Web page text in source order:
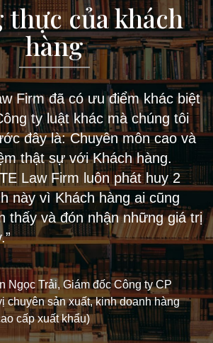
thực của khách
hàng
Firm đã có ưu điểm khác biệt
ty luật khác mà chúng tôi
đây là: Chuyên môn cao và
thật sự với Khách hàng.
Law Firm luôn phát huy 2
này vì Khách hàng ai cũng
thấy và đón nhận những giá trị
Ngọc Trải, Giám đốc Công ty CP
chuyên sản xuất, kinh doanh hàng
cấp xuất khẩu)
1 năm, những người
động trong lĩnh vực
Việt Nam rất quan tâm đến 1
sở hữu trí tuệ của kênh
TV. Và tôi cũng rất quan
nhiều thông tin về vụ việc
sự thì tôi cũng chưa bao giờ
đề về Sở hữu trí tuệ, cũng
nghĩ đến cái tên kênh
bị người khác lấy để đăng ký
bản quyền. Vụ việc này đã
về nguy cơ tên Kênh
mình có thể bị bên thứ ba
Firm đã có ưu điểm khác biệt
ty luật khác mà chúng tôi
đây là: Chuyên môn cao và
thật sự với Khách hàng.
Law Firm luôn phát huy 2
này vì Khách hàng ai cung
thấy và đón nhận những giá trị
Ngọc Trải, Giám đốc Công ty CP
chuyên sản xuất, kinh doanh hàng
cấp xuất khẩu)